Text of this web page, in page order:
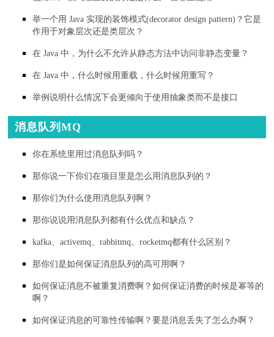
举一个用 Java 实现的装饰模式(decorator design pattern)？它是
作用于对象层次还是类层次？
在 Java 中，为什么不允许从静态方法中访问非静态变量？
在 Java 中，什么时候用重载，什么时候用重写？
举例说明什么情况下会更倾向于使用抽象类而不是接口
消息队列MQ
你在系统里用过消息队列吗？
那你说一下你们在项目里是怎么用消息队列的？
那你们为什么使用消息队列啊？
那你说说用消息队列都有什么优点和缺点？
kafka、activemq、rabbitmq、rocketmq都有什么区别？
那你们是如何保证消息队列的高可用啊？
如何保证消息不被重复消费啊？如何保证消费的时候是幂等的
啊？
如何保证消息的可靠性传输啊？要是消息丢失了怎么办啊？